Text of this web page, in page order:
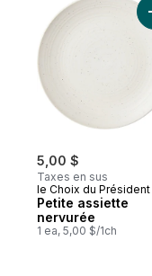
5,00 $
Taxes en sus
le Choix du Président
Petite assiette
nervurée
1 ea, 5,00 $/1ch